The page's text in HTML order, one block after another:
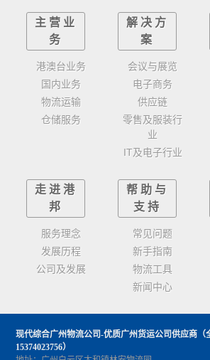
主营业
务
港澳台业务
国内业务
物流运输
仓储服务
解决方
案
会议与展览
电子商务
供应链
零售及服装行
业
IT及电子行业
走进港
邦
服务理念
发展历程
公司及发展
帮助与
支持
常见问题
新手指南
物流工具
新闻中心
现代综合广州物流公司-优质广州货运公司供应商
15374023756）